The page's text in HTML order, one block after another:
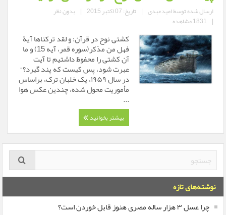
ارسال شده توسطامیدعبدی | تاریخ: 07 اکتبر 2015 | بدون نظر
| 1831 مشاهده
کشتی نوح در قرآن: و لقد ترکناها آية
فهل من مدّکر(سوره قمر، آيه 15) و ما
آن کشتی را محفوظ داشتيم تا آيت
عبرت شود، پس کيست که پند گيرد؟“
در سال ۱۹۵۹، یک خلبان ترک، براساس
مأموریت محول شده، چندین عکس هوا
...
بیشتر بخوانید
نوشته‌های تازه
چرا عسل ۳ هزار ساله‌ مصری هنوز قابل خوردن است؟